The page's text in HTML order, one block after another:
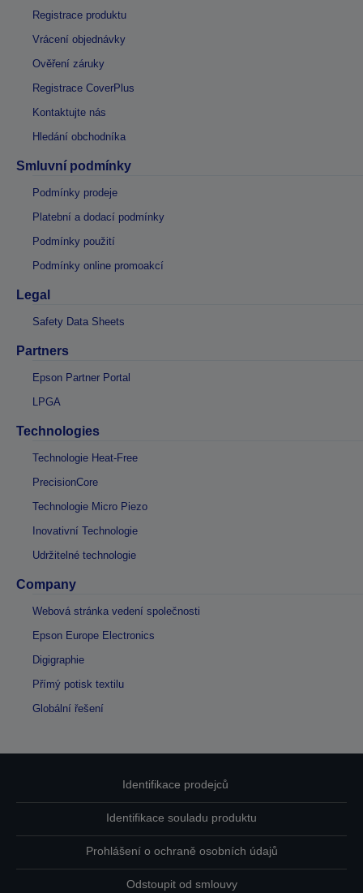
Registrace produktu
Vrácení objednávky
Ověření záruky
Registrace CoverPlus
Kontaktujte nás
Hledání obchodníka
Smluvní podmínky
Podmínky prodeje
Platební a dodací podmínky
Podmínky použití
Podmínky online promoakcí
Legal
Safety Data Sheets
Partners
Epson Partner Portal
LPGA
Technologies
Technologie Heat-Free
PrecisionCore
Technologie Micro Piezo
Inovativní Technologie
Udržitelné technologie
Company
Webová stránka vedení společnosti
Epson Europe Electronics
Digigraphie
Přímý potisk textilu
Globální řešení
Identifikace prodejců
Identifikace souladu produktu
Prohlášení o ochraně osobních údajů
Odstoupit od smlouvy